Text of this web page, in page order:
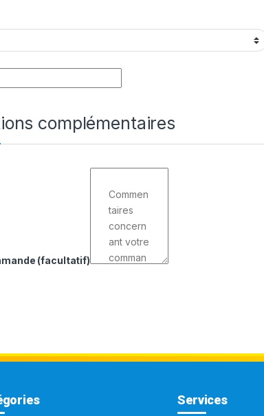
complémentaires
(facultatif)
Services